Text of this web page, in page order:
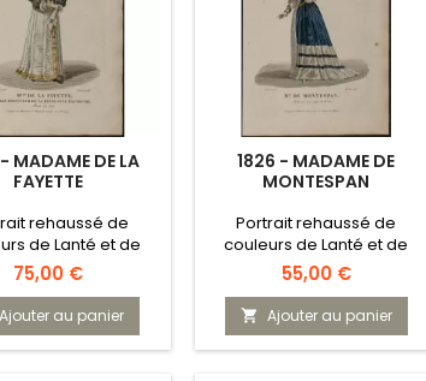
MADAME DE LA
FAYETTE
rehaussé de
de Lanté et de
Gatine
Prix
75,00 €
Ajouter au panier
1826 - MADAME DE
MONTESPAN
Portrait rehaussé de
couleurs de Lanté et de
Gatine
Prix
55,00 €
 Ajouter au panier